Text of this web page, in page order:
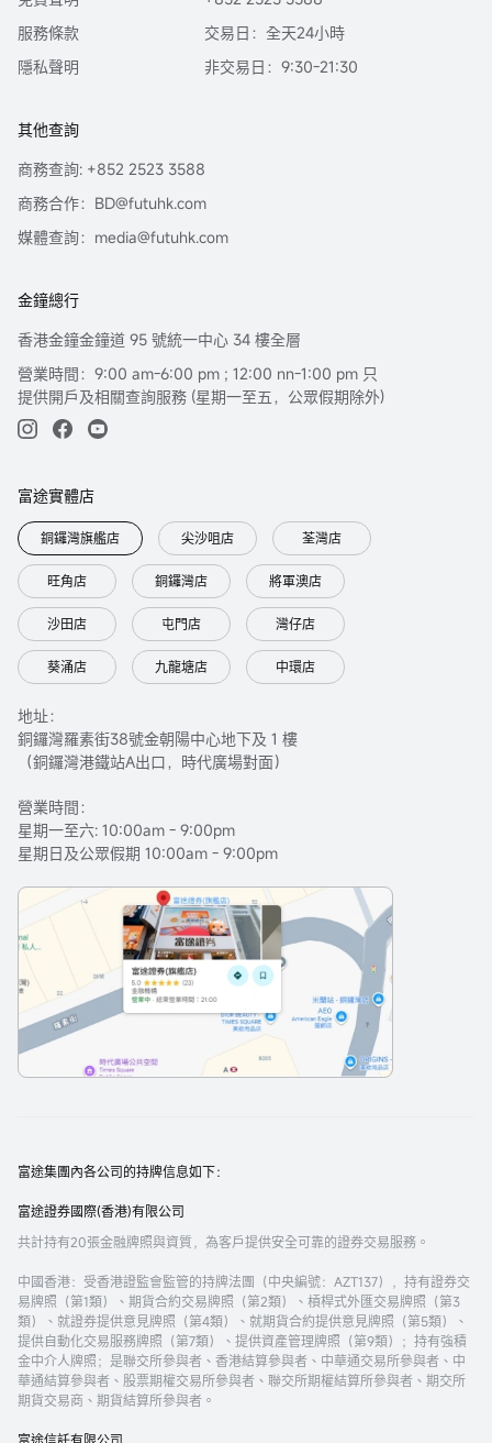
服務條款
隱私聲明
交易日：全天24小時
非交易日：9:30-21:30
其他查詢
商務查詢: +852 2523 3588
商務合作：BD@futuhk.com
媒體查詢：media@futuhk.com
金鐘總行
香港金鐘金鐘道 95 號統一中心 34 樓全層
營業時間：9:00 am-6:00 pm ; 12:00 nn-1:00 pm 只
提供開戶及相關查詢服務 (星期一至五，公眾假期除外)
富途實體店
銅鑼灣旗艦店 尖沙咀店 荃灣店
旺角店 銅鑼灣店 將軍澳店
沙田店 屯門店 灣仔店
葵涌店 九龍塘店 中環店
地址：
銅鑼灣羅素街38號金朝陽中心地下及 1 樓
（銅鑼灣港鐵站A出口，時代廣場對面）
營業時間：
星期一至六: 10:00am - 9:00pm
星期日及公眾假期 10:00am - 9:00pm
富途集團內各公司的持牌信息如下：
富途證券國際(香港)有限公司
共計持有20張金融牌照與資質，為客戶提供安全可靠的證券交易服務。
中國香港：受香港證監會監管的持牌法團（中央編號：AZT137），持有證券交
易牌照（第1類）、期貨合約交易牌照（第2類）、槓桿式外匯交易牌照（第3
類）、就證券提供意見牌照（第4類）、就期貨合約提供意見牌照（第5類）、
提供自動化交易服務牌照（第7類）、提供資產管理牌照（第9類）；持有強積
金中介人牌照；是聯交所參與者、香港結算參與者、中華通交易所參與者、中
華通結算參與者、股票期權交易所參與者、聯交所期權結算所參與者、期交所
期貨交易商、期貨結算所參與者。
富途信託有限公司